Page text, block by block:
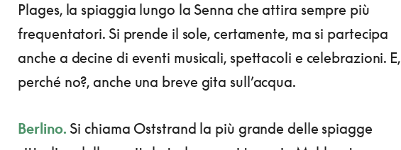
Plages, la spiaggia lungo la Senna che attira sempre più
frequentatori. Si prende il sole, certamente, ma si partecipa
anche a decine di eventi musicali, spettacoli e celebrazioni. E,
perché no?, anche una breve gita sull’acqua.
Berlino. Si chiama Oststrand la più grande delle spiagge